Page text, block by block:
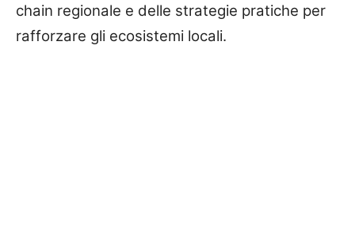
chain regionale e delle strategie pratiche per
rafforzare gli ecosistemi locali.